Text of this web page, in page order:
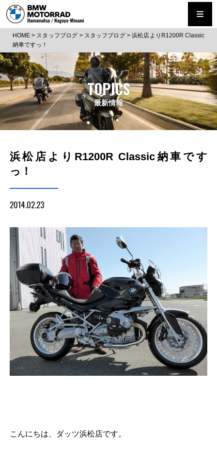
HOME > スタッフブログ > スタッフブログ>浜松店よりR1200R Classic
納車ですっ！
TOPICS
最新情報
浜松店よりR1200R Classic納車です
っ！
2014.02.23
こんにちは、ダッツ浜松店です。